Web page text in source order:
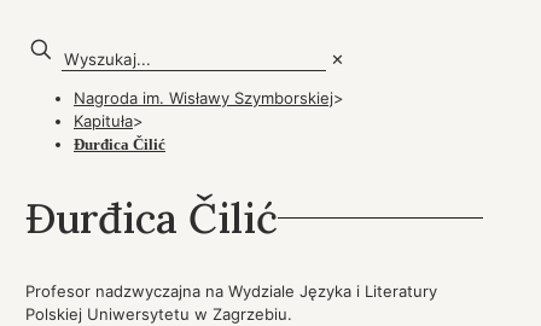
✕
Nagroda im. Wisławy Szymborskiej>
Kapituła>
Đurđica Čilić
Đurđica Čilić
Profesor nadzwyczajna na Wydziale Języka i Literatury
Polskiej Uniwersytetu w Zagrzebiu.